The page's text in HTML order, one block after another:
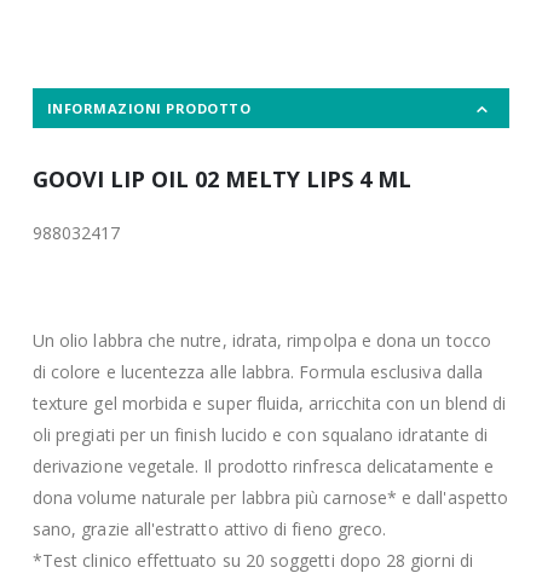
INFORMAZIONI PRODOTTO
GOOVI LIP OIL 02 MELTY LIPS 4 ML
988032417
Un olio labbra che nutre, idrata, rimpolpa e dona un tocco
di colore e lucentezza alle labbra. Formula esclusiva dalla
texture gel morbida e super fluida, arricchita con un blend di
oli pregiati per un finish lucido e con squalano idratante di
derivazione vegetale. Il prodotto rinfresca delicatamente e
dona volume naturale per labbra più carnose* e dall'aspetto
sano, grazie all'estratto attivo di fieno greco.
*Test clinico effettuato su 20 soggetti dopo 28 giorni di